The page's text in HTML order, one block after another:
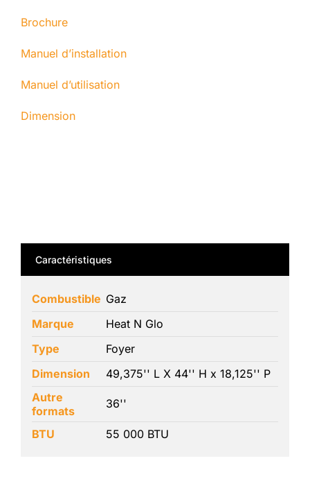
Brochure
Manuel d’installation
Manuel d’utilisation
Dimension
Caractéristiques
Combustible Gaz
Marque
Heat N Glo
Type
Foyer
Dimension
49,375'' L X 44'' H x 18,125'' P
Autre
formats
36''
BTU 55 000 BTU